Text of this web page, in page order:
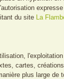
du site La
cartes, créations
plus large de